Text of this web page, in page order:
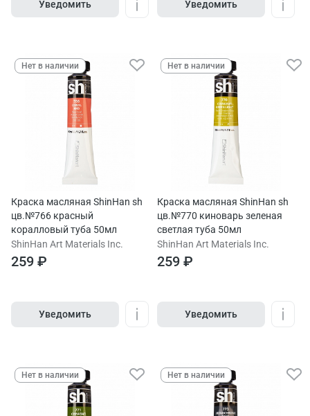
Уведомить Уведомить
Нет в наличии
Краска масляная ShinHan sh
цв.№766 красный
коралловый туба 50мл
ShinHan Art Materials Inc.
259 ₽
Уведомить
Нет в наличии
Краска масляная ShinHan sh
цв.№770 киноварь зеленая
светлая туба 50мл
ShinHan Art Materials Inc.
259 ₽
Уведомить
Нет в наличии Нет в наличии